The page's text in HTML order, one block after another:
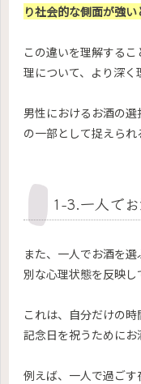
り社会的な側面が強い
この違いを理解する
理について、より深く
男性におけるお酒の
の一部として捉えられ
1-3.一人で
また、一人でお酒を
別な心理状態を反映し
これは、自分だけの
記念日を祝うためにお
例えば、一人で過ご